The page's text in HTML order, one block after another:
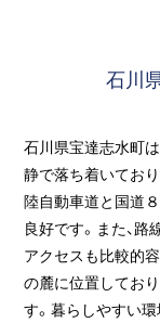
石川
石川県宝達志水町
静で落ち着いてお
陸自動車道と国道
良好です。また、
アクセスも比較的
の麓に位置してお
す。暮らしやすい